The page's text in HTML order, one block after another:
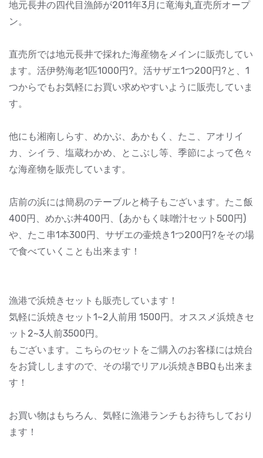
地元長井の四代目漁師が2011年3月に竜海丸直売所オープ
ン。
直売所では地元長井で採れた海産物をメインに販売してい
ます。活伊勢海老1匹1000円?。活サザエ1つ200円?と、1
つからでもお気軽にお買い求めやすいように販売していま
す。
他にも湘南しらす、めかぶ、あかもく、たこ、アオリイ
カ、シイラ、塩蔵わかめ、とこぶし等、季節によって色々
な海産物を販売しています。
店前の浜には簡易のテーブルと椅子もございます。たこ飯
400円、めかぶ丼400円、(あかもく味噌汁セット500円)
や、たこ串1本300円、サザエの壷焼き1つ200円?をその場
で食べていくことも出来ます！
漁港で浜焼きセットも販売しています！
気軽に浜焼きセット1~2人前用 1500円。オススメ浜焼きセ
ット2~3人前3500円。
もございます。こちらのセットをご購入のお客様には焼台
をお貸ししますので、その場でリアル浜焼きBBQも出来ま
す！
お買い物はもちろん、気軽に漁港ランチもお待ちしており
ます！